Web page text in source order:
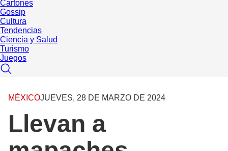
Cartones
Gossip
Cultura
Tendencias
Ciencia y Salud
Turismo
Juegos
MÉXICOJUEVES, 28 DE MARZO DE 2024
Llevan a